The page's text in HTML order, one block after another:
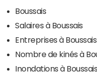
Boussais
Salaires à Boussais
Entreprises à Boussais
Nombre de kinés à
Inondations à Boussais